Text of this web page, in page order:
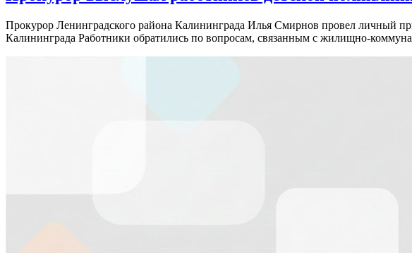
Прокурор Ленинградского района Калининграда Илья Смирнов провел личный
Калининграда Работники обратились по вопросам, связанным с жилищно-